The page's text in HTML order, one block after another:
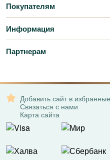
Покупателям
Информация
Партнерам
Добавить сайт в избранные
Связаться с нами
Карта сайта